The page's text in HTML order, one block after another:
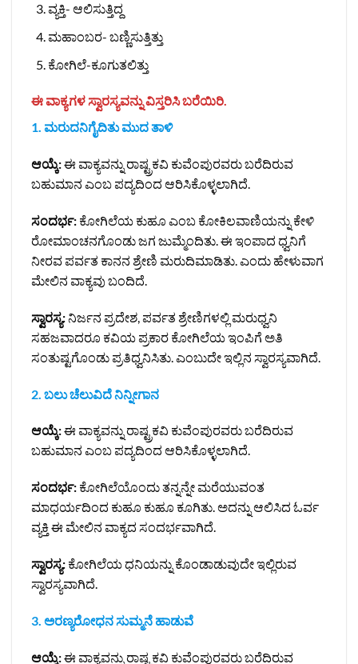
ವ್ಯಕ್ತಿ- ಆಲಿಸುತ್ತಿದ್ದ
ಮಹಾಂಬರ- ಬಣ್ಣಿಸುತ್ತಿತ್ತು
ಕೋಗಿಲೆ-ಕೂಗುತಲಿತ್ತು
ಈ ವಾಕ್ಯಗಳ ಸ್ವಾರಸ್ಯವನ್ನು ವಿಸ್ತರಿಸಿ ಬರೆಯಿರಿ.
1. ಮರುದನಿಗೈದಿತು ಮುದ ತಾಳಿ
ಆಯ್ಕೆ:ಈ ವಾಕ್ಯವನ್ನು ರಾಷ್ಟ್ರಕವಿ ಕುವೆಂಪುರವರು ಬರೆದಿರುವ
ಬಹುಮಾನ ಎಂಬ ಪದ್ಯದಿಂದ ಆರಿಸಿಕೊಳ್ಳಲಾಗಿದೆ.
ಸಂದರ್ಭ: ಕೋಗಿಲೆಯ ಕುಹೂ ಎಂಬ ಕೋಕಿಲವಾಣಿಯನ್ನು ಕೇಳಿ
ರೋಮಾಂಚನಗೊಂಡು ಜಗ ಜುಮ್ಮೆಂದಿತು. ಈ ಇಂಪಾದ ಧ್ವನಿಗೆ
ನೀರವ ಪರ್ವತ ಕಾನನ ಶ್ರೇಣಿ ಮರುದಿಮಾಡಿತು. ಎಂದು ಹೇಳುವಾಗ
ಮೇಲಿನ ವಾಕ್ಯವು ಬಂದಿದೆ.
ಸ್ವಾರಸ್ಯ:ನಿರ್ಜನ ಪ್ರದೇಶ, ಪರ್ವತ ಶ್ರೇಣಿಗಳಲ್ಲಿ ಮರುಧ್ವನಿ
ಸಹಜವಾದರೂ ಕವಿಯ ಪ್ರಕಾರ ಕೋಗಿಲೆಯ ಇಂಪಿಗೆ ಅತಿ
ಸಂತುಷ್ಟಗೊಂಡು ಪ್ರತಿಧ್ವನಿಸಿತು. ಎಂಬುದೇ ಇಲ್ಲಿನ ಸ್ವಾರಸ್ಯವಾಗಿದೆ.
2. ಬಲು ಚೆಲುವಿದೆ ನಿನ್ನೀಗಾನ
ಆಯ್ಕೆ:ಈ ವಾಕ್ಯವನ್ನು ರಾಷ್ಟ್ರಕವಿ ಕುವೆಂಪುರವರು ಬರೆದಿರುವ
ಬಹುಮಾನ ಎಂಬ ಪದ್ಯದಿಂದ ಆರಿಸಿಕೊಳ್ಳಲಾಗಿದೆ.
ಸಂದರ್ಭ: ಕೋಗಿಲೆಯೊಂದು ತನ್ನನ್ನೇ ಮರೆಯುವಂತ
ಮಾಧರ್ಯದಿಂದ ಕುಹೂ ಕುಹೂ ಕೂಗಿತು. ಅದನ್ನು ಆಲಿಸಿದ ಓರ್ವ
ವ್ಯಕ್ತಿ ಈ ಮೇಲಿನ ವಾಕ್ಯದ ಸಂದರ್ಭವಾಗಿದೆ.
ಸ್ವಾರಸ್ಯ: ಕೋಗಿಲೆಯ ಧನಿಯನ್ನು ಕೊಂಡಾಡುವುದೇ ಇಲ್ಲಿರುವ
ಸ್ವಾರಸ್ಯವಾಗಿದೆ.
3. ಅರಣ್ಯರೋಧನ ಸುಮ್ಮನೆ ಹಾಡುವೆ
ಆಯ್ಕೆ:ಈ ವಾಕ್ಯವನ್ನು ರಾಷ್ಟ್ರಕವಿ ಕುವೆಂಪುರವರು ಬರೆದಿರುವ